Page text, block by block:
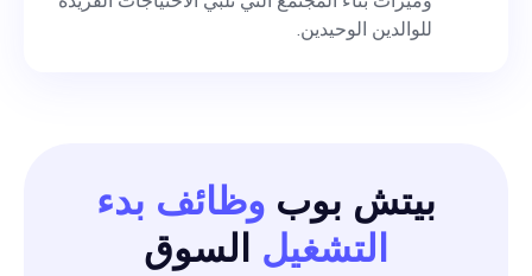
للوالدين الوحيدين.
بيتش بوب وظائف بدء
التشغيل السوق